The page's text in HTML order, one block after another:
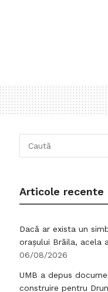
Articole recente
Dacă ar exista un
orașului Brăila, acela
06/08/2026
UMB a depus
construire pentru